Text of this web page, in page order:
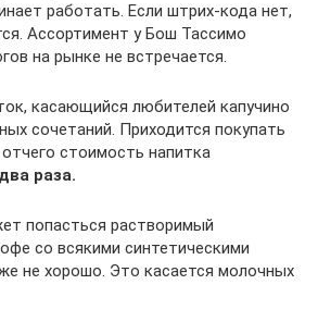
работать. Если штрих-кода нет,
Ассортимент у Бош Тассимо
на рынке не встречается.
касающийся любителей капучино
сочетаний. Приходится покупать
стоимость напитка
раза.
попасться растворимый
со всякими синтетическими
не хорошо. Это касается молочных